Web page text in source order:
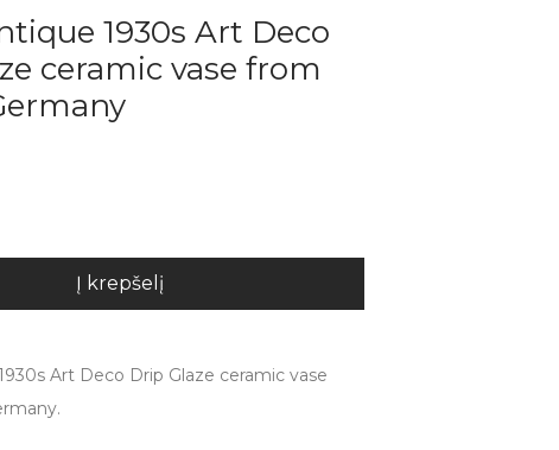
1930s Art Deco
ceramic vase from
Į krepšelį
Art Deco Drip Glaze ceramic vase